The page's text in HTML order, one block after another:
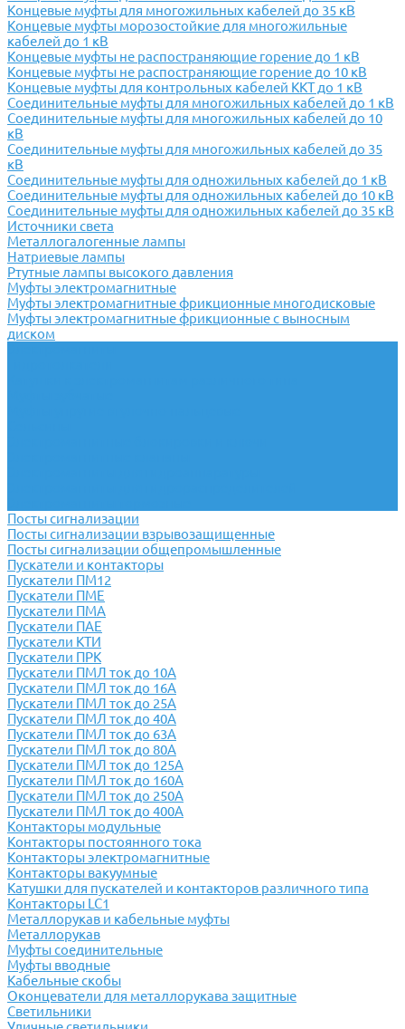
Концевые муфты для многожильных кабелей до 35 кВ
Концевые муфты морозостойкие для многожильные
кабелей до 1 кВ
Концевые муфты не распостраняющие горение до 1 кВ
Концевые муфты не распостраняющие горение до 10 кВ
Концевые муфты для контрольных кабелей ККТ до 1 кВ
Соединительные муфты для многожильных кабелей до 1 кВ
Соединительные муфты для многожильных кабелей до 10
кВ
Соединительные муфты для многожильных кабелей до 35
кВ
Соединительные муфты для одножильных кабелей до 1 кВ
Соединительные муфты для одножильных кабелей до 10 кВ
Соединительные муфты для одножильных кабелей до 35 кВ
Источники света
Металлогалогенные лампы
Натриевые лампы
Ртутные лампы высокого давления
Муфты электромагнитные
Муфты электромагнитные фрикционные многодисковые
Муфты электромагнитные фрикционные с выносным
диском
Посты сигнализации
Посты сигнализации взрывозащищенные
Посты сигнализации общепромышленные
Пускатели и контакторы
Пускатели ПМ12
Пускатели ПМЕ
Пускатели ПМА
Пускатели ПАЕ
Пускатели КТИ
Пускатели ПРК
Пускатели ПМЛ ток до 10А
Пускатели ПМЛ ток до 16А
Пускатели ПМЛ ток до 25А
Пускатели ПМЛ ток до 40А
Пускатели ПМЛ ток до 63А
Пускатели ПМЛ ток до 80А
Пускатели ПМЛ ток до 125А
Пускатели ПМЛ ток до 160А
Пускатели ПМЛ ток до 250А
Пускатели ПМЛ ток до 400А
Контакторы модульные
Контакторы постоянного тока
Контакторы электромагнитные
Контакторы вакуумные
Катушки для пускателей и контакторов различного типа
Контакторы LC1
Металлорукав и кабельные муфты
Металлорукав
Муфты соединительные
Муфты вводные
Кабельные скобы
Оконцеватели для металлорукава защитные
Светильники